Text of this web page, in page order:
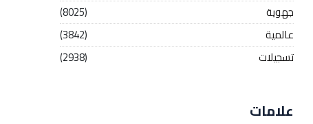
جهوية
(8025)
عالمية
(3842)
تسجيلات
(2938)
علامات